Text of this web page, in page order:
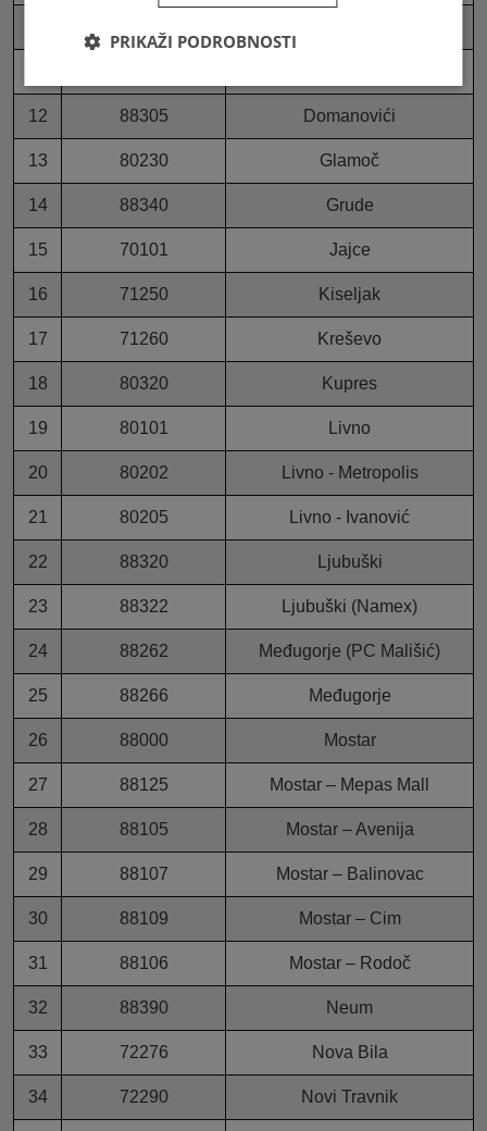
12 88305 Domanovići
13 80230 Glamoč
14 88340 Grude
15 70101 Jajce
16 71250 Kiseljak
17 71260 Kreševo
18 80320 Kupres
19 80101 Livno
20 80202 Livno - Metropolis
21 80205 Livno - Ivanović
22 88320 Ljubuški
23 88322 Ljubuški (Namex)
24 88262 Međugorje (PC Mališić)
25 88266 Međugorje
26 88000 Mostar
27 88125 Mostar – Mepas Mall
28 88105 Mostar – Avenija
29 88107 Mostar – Balinovac
30 88109 Mostar – Cim
31 88106 Mostar – Rodoč
32 88390 Neum
33 72276 Nova Bila
34 72290 Novi Travnik
PRIKAŽI PODROBNOSTI